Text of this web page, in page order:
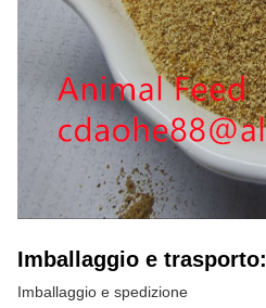
Imballaggio e trasporto:
Imballaggio e spedizione